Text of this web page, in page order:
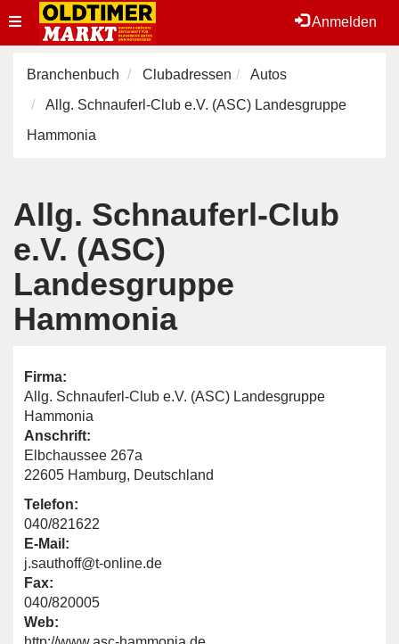
Anmelden
Toggle
navigation
Branchenbuch Clubadressen
Autos
Allg. Schnauferl-Club e.V. (ASC) Landesgruppe
Hammonia
Allg. Schnauferl-Club
e.V. (ASC)
Landesgruppe
Hammonia
Firma:
Allg. Schnauferl-Club e.V. (ASC) Landesgruppe
Hammonia
Anschrift:
Elbchaussee 267a
22605 Hamburg, Deutschland
Telefon:
040/821622
E-Mail:
j.sauthoff@t-online.de
Fax:
040/820005
Web: